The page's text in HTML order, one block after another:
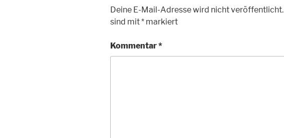
Deine E-Mail-Adresse wird nicht veröffentlicht.
sind mit* markiert
Kommentar*